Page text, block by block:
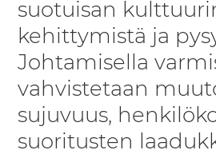
suotuisan
kehittymistä ja
Johtamisella
vahvistetaan
sujuvuus,
suoritusten